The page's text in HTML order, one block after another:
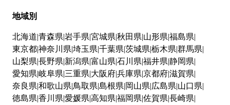
地域別
北海道 青森県 岩手県 宮城県 秋田県 山形県 福島県
東京都神奈川県 埼玉県 千葉県 茨城県 栃木県 群馬県
山梨県 長野県 新潟県 富山県 石川県 福井県 静岡県
愛知県 岐阜県 三重県 大阪府兵庫県 京都府滋賀県
奈良県 和歌山県 鳥取県 島根県 岡山県 広島県 山口県
徳島県 香川県 愛媛県 高知県 福岡県 佐賀県 長崎県